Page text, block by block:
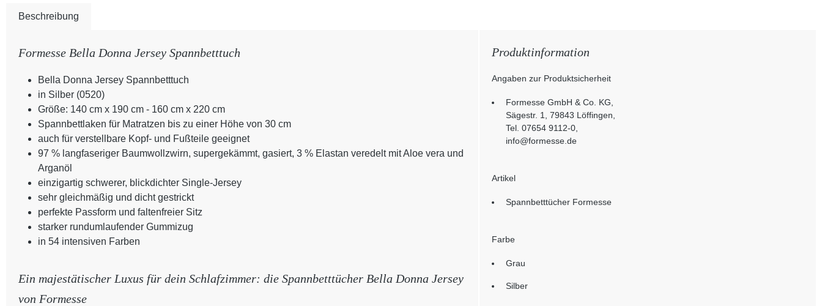
Beschreibung
Formesse Bella Donna Jersey Spannbetttuch
Bella Donna Jersey Spannbetttuch
in Silber (0520)
Größe: 140 cm x 190 cm - 160 cm x 220 cm
Spannbettlaken für Matratzen bis zu einer Höhe von 30 cm
auch für verstellbare Kopf- und Fußteile geeignet
97 % langfaseriger Baumwollzwirn, supergekämmt, gasiert, 3 % Elastan veredelt mit Aloe vera und
Arganöl
einzigartig schwerer, blickdichter Single-Jersey
sehr gleichmäßig und dicht gestrickt
perfekte Passform und faltenfreier Sitz
starker rundumlaufender Gummizug
in 54 intensiven Farben
Ein majestätischer Luxus für dein Schlafzimmer: die Spannbetttücher Bella Donna Jersey
von Formesse
Produktinformation
Angaben zur Produktsicherheit
Formesse GmbH & Co. KG,
Sägestr. 1, 79843 Löffingen,
Tel. 07654 9112-0,
info@formesse.de
Artikel
Spannbetttücher Formesse
Farbe
Grau
Silber